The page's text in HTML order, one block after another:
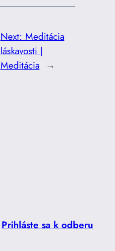
Next: Meditácia
láskavosti |
Meditácia →
Prihláste sa k odberu